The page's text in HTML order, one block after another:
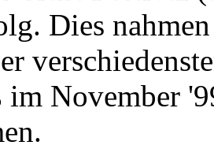
Dies
im November